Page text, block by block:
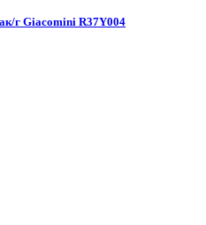
г Giacomini R37Y004